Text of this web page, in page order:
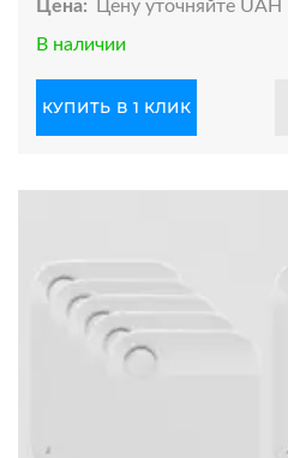
Цена:
Цену уточняйте UAH
В наличии
КУПИТЬ В 1 КЛИК